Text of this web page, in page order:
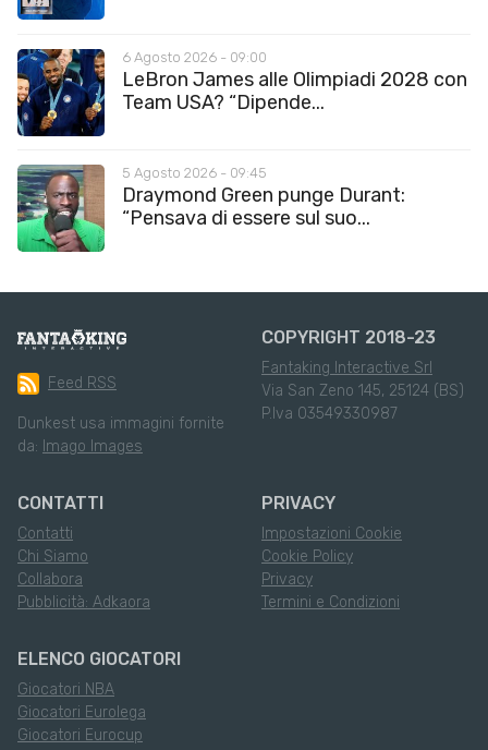
6 Agosto 2026 - 09:00
LeBron James alle Olimpiadi 2028 con
Team USA? “Dipende...
5 Agosto 2026 - 09:45
Draymond Green punge Durant:
“Pensava di essere sul suo...
Feed RSS
Dunkest usa immagini fornite
da: Imago Images
COPYRIGHT 2018-23
Fantaking Interactive Srl
Via San Zeno 145, 25124 (BS)
P.Iva 03549330987
CONTATTI
Contatti
Chi Siamo
Collabora
Pubblicità: Adkaora
PRIVACY
Impostazioni Cookie
Cookie Policy
Privacy
Termini e Condizioni
ELENCO GIOCATORI
Giocatori NBA
Giocatori Eurolega
Giocatori Eurocup